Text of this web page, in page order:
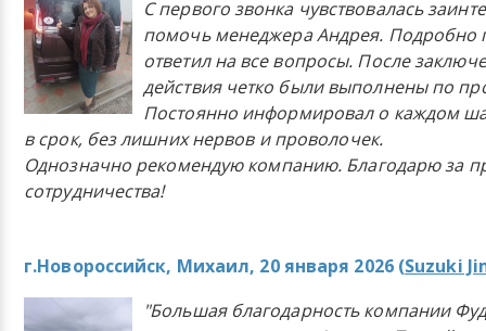
С первого звонка чувствовалась
помочь менеджера Андрея. Подробно
ответил на все вопросы. После
действия четко были выполнены по
Постоянно информировал о каждом
в срок, без лишних нервов и проволочек.
Однозначно рекомендую компанию. Благодарю за
сотрудничества!
г.Новороссийск, Михаил, 20 января 2026 (Suzuki
"Большая благодарность компании